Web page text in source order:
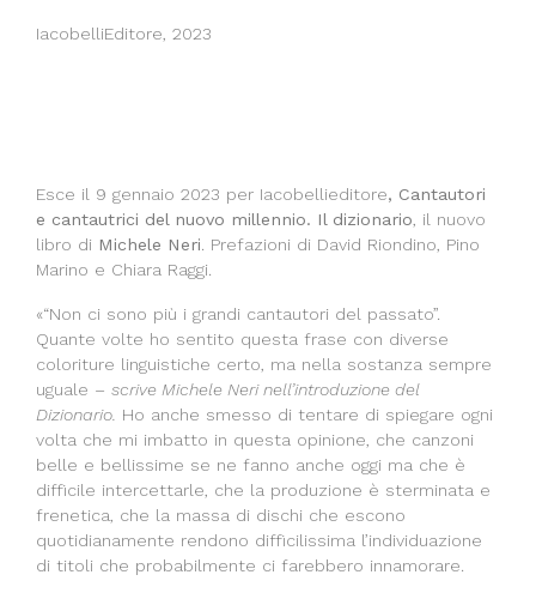
IacobelliEditore, 2023
Esce il 9 gennaio 2023 per Iacobellieditore, Cantautori
e cantautrici del nuovo millennio. Il dizionario , il nuovo
libro di Michele Neri . Prefazioni di David Riondino, Pino
Marino e Chiara Raggi.
«“Non ci sono più i grandi cantautori del passato”.
Quante volte ho sentito questa frase con diverse
coloriture linguistiche certo, ma nella sostanza sempre
uguale – scrive Michele Neri nell’introduzione del
Dizionario. Ho anche smesso di tentare di spiegare ogni
volta che mi imbatto in questa opinione, che canzoni
belle e bellissime se ne fanno anche oggi ma che è
difficile intercettarle, che la produzione è sterminata e
frenetica, che la massa di dischi che escono
quotidianamente rendono difficilissima l’individuazione
di titoli che probabilmente ci farebbero innamorare.